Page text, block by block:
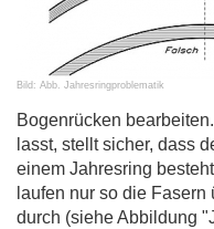
Bild: Abb. Jahresringproblematik
Bogenrücken
lasst, stellt sicher, dass
einem Jahresring
laufen nur so die
durch (siehe Abbildung